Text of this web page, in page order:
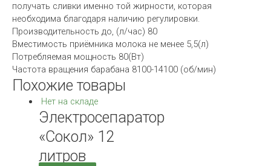
получать сливки именно той жирности, которая
необходима благодаря наличию регулировки.
Производительность до, (л/час) 80
Вместимость приёмника молока не менее 5,5(л)
Потребляемая мощность 80(Вт)
Частота вращения барабана 8100-14100 (об/мин)
Похожие товары
Нет на складе
Электросепаратор
«Сокол» 12
литров